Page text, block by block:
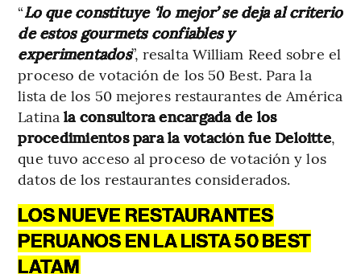
“Lo que constituye ‘lo mejor’ se deja al criterio
de estos gourmets confiables y
experimentados”, resalta William Reed sobre el
proceso de votación de los 50 Best. Para la
lista de los 50 mejores restaurantes de América
Latinala consultora encargada de los
procedimientos para la votación fue Deloitte,
que tuvo acceso al proceso de votación y los
datos de los restaurantes considerados.
LOS NUEVE RESTAURANTES
PERUANOS EN LA LISTA 50 BEST
LATAM